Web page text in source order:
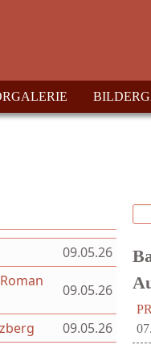
09.05.26
09.05.26
09.05.26